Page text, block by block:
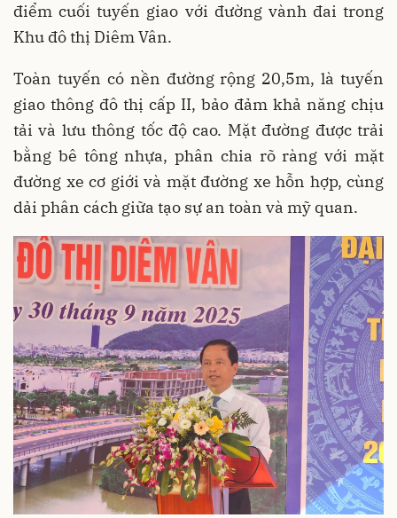
điểm cuối tuyến giao với đường vành đai trong
Khu đô thị Diêm Vân.
Toàn tuyến có nền đường rộng 20,5m, là tuyến
giao thông đô thị cấp II, bảo đảm khả năng chịu
tải và lưu thông tốc độ cao. Mặt đường được trải
bằng bê tông nhựa, phân chia rõ ràng với mặt
đường xe cơ giới và mặt đường xe hỗn hợp, cùng
dải phân cách giữa tạo sự an toàn và mỹ quan.